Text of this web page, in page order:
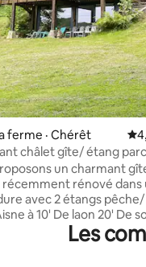
ferme · Chérêt
châlet gîte/ étang
un charmant
récemment rénové dans
avec 2 étangs pêche/
à 10' De laon 20' De
reims/ 1h30 De paris ...
Un étang regorge de
Les